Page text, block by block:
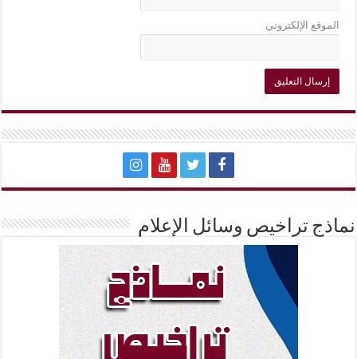
الموقع الإلكتروني
نماذج تراخيص وسائل الإعلام